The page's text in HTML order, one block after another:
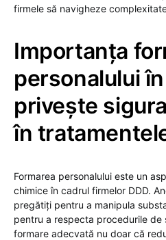
firmele să navigheze
Importanța
personalului
privește
în
Formarea personalului este un
chimice în cadrul firmelor DDD.
pregătiți pentru a manipula
pentru a respecta procedurile de
formare adecvată nu doar că